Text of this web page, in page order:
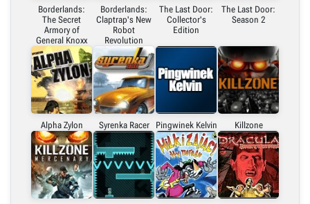
Borderlands:
The Secret
Armory of
General Knoxx
Borderlands:
Claptrap's New
Robot
Revolution
The Last Door:
Collector's
Edition
The Last Door:
Season 2
Alpha Zylon Syrenka Racer Pingwinek Kelvin Killzone